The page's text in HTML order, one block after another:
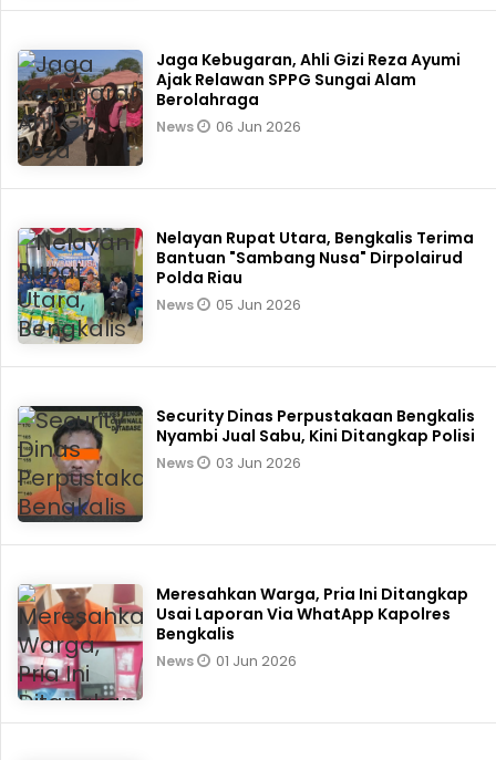
Jaga Kebugaran, Ahli Gizi Reza Ayumi
Ajak Relawan SPPG Sungai Alam
Berolahraga
News 06 Jun 2026
Nelayan Rupat Utara, Bengkalis Terima
Bantuan "Sambang Nusa" Dirpolairud
Polda Riau
News 05 Jun 2026
Security Dinas Perpustakaan Bengkalis
Nyambi Jual Sabu, Kini Ditangkap Polisi
News 03 Jun 2026
Meresahkan Warga, Pria Ini Ditangkap
Usai Laporan Via WhatApp Kapolres
Bengkalis
News 01 Jun 2026